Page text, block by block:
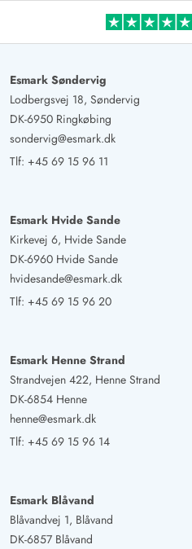
Esmark Søndervig
Lodbergsvej 18, Søndervig
DK-6950 Ringkøbing
sondervig@esmark.dk
Tlf: +45 69 15 96 11
Esmark Hvide Sande
Kirkevej 6, Hvide Sande
DK-6960 Hvide Sande
hvidesande@esmark.dk
Tlf: +45 69 15 96 20
Esmark Henne Strand
Strandvejen 422, Henne Strand
DK-6854 Henne
henne@esmark.dk
Tlf: +45 69 15 96 14
Esmark Blåvand
Blåvandvej 1, Blåvand
DK-6857 Blåvand